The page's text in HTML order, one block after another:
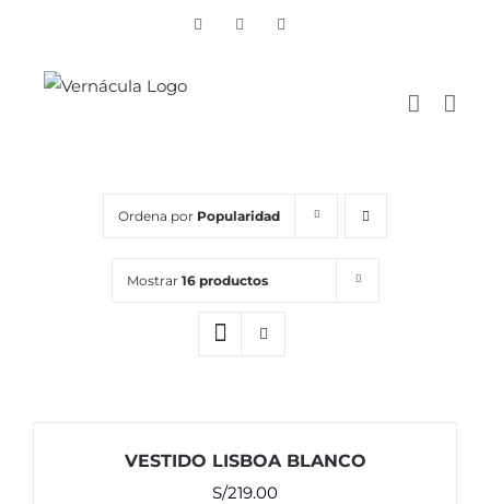
content
Vimeo Facebook
Ordena por Popularidad
Mostrar 16 productos
VESTIDO LISBOA BLANCO
S/219.00